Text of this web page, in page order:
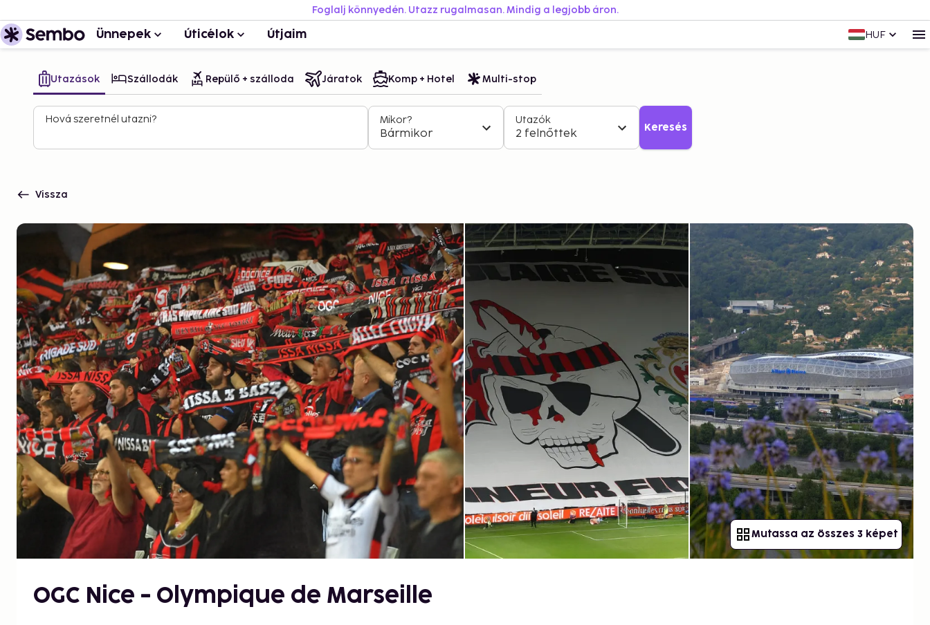
Foglalj könnyedén. Utazz rugalmasan. Mindig a legjobb áron.
Ünnepek Úticélok Útjaim HUF
Utazások Szállodák Repülő + szálloda Járatok Komp + Hotel Multi-stop
Hová szeretnél utazni? Mikor?
Bármikor
Utazók
2 felnőttek Keresés
Vissza
Mutassa az összes 3 képet
OGC Nice - Olympique de Marseille